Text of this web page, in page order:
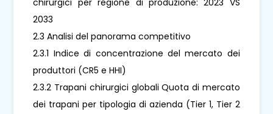
2033
2.3 Analisi del panorama competitivo
2.3.1 Indice di concentrazione del mercato dei
produttori (CR5 e HHI)
2.3.2 Trapani chirurgici globali Quota di mercato
dei trapani per tipologia di azienda (Tier 1, Tier 2